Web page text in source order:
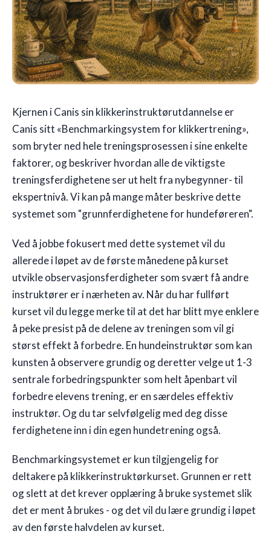
Kjernen i Canis sin klikkerinstruktørutdannelse er
Canis sitt «Benchmarkingsystem for klikkertrening»,
som bryter ned hele treningsprosessen i sine enkelte
faktorer, og beskriver hvordan alle de viktigste
treningsferdighetene ser ut helt fra nybegynner- til
ekspertnivå. Vi kan på mange måter beskrive dette
systemet som "grunnferdighetene for hundeføreren".
Ved å jobbe fokusert med dette systemet vil du
allerede i løpet av de første månedene på kurset
utvikle observasjonsferdigheter som svært få andre
instruktører er i nærheten av. Når du har fullført
kurset vil du legge merke til at det har blitt mye enklere
å peke presist på de delene av treningen som vil gi
størst effekt å forbedre. En hundeinstruktør som kan
kunsten å observere grundig og deretter velge ut 1-3
sentrale forbedringspunkter som helt åpenbart vil
forbedre elevens trening, er en særdeles effektiv
instruktør. Og du tar selvfølgelig med deg disse
ferdighetene inn i din egen hundetrening også.
Benchmarkingsystemet er kun tilgjengelig for
deltakere på klikkerinstruktørkurset. Grunnen er rett
og slett at det krever opplæring å bruke systemet slik
det er ment å brukes - og det vil du lære grundig i løpet
av den første halvdelen av kurset.